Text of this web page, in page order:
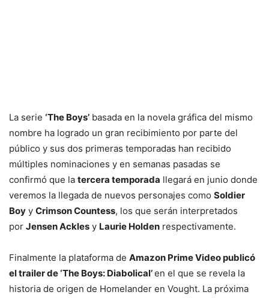
La serie ‘The Boys’ basada en la novela gráfica del mismo
nombre ha logrado un gran recibimiento por parte del
público y sus dos primeras temporadas han recibido
múltiples nominaciones y en semanas pasadas se
confirmó que la tercera temporada llegará en junio donde
veremos la llegada de nuevos personajes como Soldier
Boy y Crimson Countess, los que serán interpretados
por Jensen Ackles y Laurie Holden respectivamente.
Finalmente la plataforma de Amazon Prime Video publicó
el trailer de ‘The Boys: Diabolical’en el que se revela la
historia de origen de Homelander en Vought. La próxima